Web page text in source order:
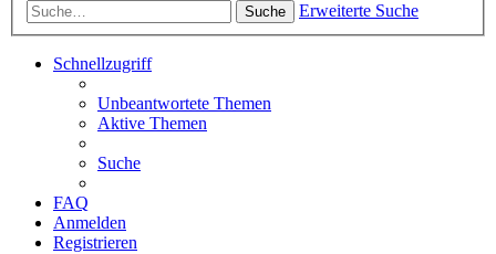
Suche Erweiterte Suche
Schnellzugriff
Unbeantwortete Themen
Aktive Themen
Suche
FAQ
Anmelden
Registrieren